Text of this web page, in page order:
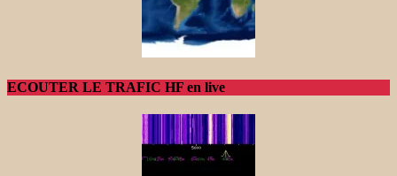
ECOUTER LE TRAFIC HF en live